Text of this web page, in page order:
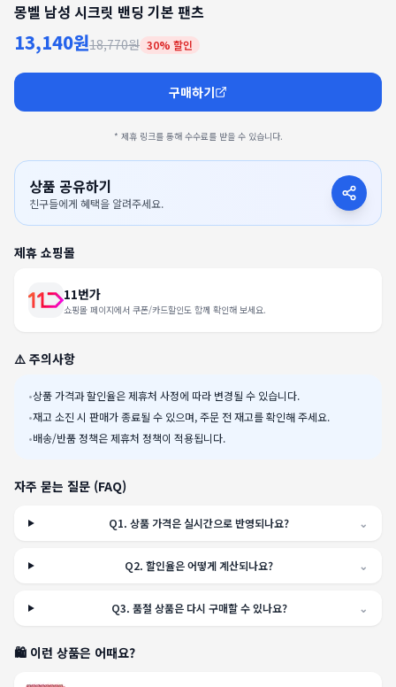
몽벨 남성 시크릿 밴딩 기본 팬츠
13,140원18,770원 30% 할인
구매하기
* 제휴 링크를 통해 수수료를 받을 수 있습니다.
상품 공유하기
친구들에게 혜택을 알려주세요.
제휴 쇼핑몰
11번가
쇼핑몰 페이지에서 쿠폰/카드할인도 함께 확인해 보세요.
⚠️ 주의사항
•상품 가격과 할인율은 제휴처 사정에 따라 변경될 수 있습니다.
•재고 소진 시 판매가 종료될 수 있으며, 주문 전 재고를 확인해 주세요.
•배송/반품 정책은 제휴처 정책이 적용됩니다.
자주 묻는 질문 (FAQ)
Q1.상품 가격은 실시간으로 반영되나요? ⌄
Q2.할인율은 어떻게 계산되나요? ⌄
Q3. 품절 상품은 다시 구매할 수 있나요? ⌄
🛍️ 이런 상품은 어때요?